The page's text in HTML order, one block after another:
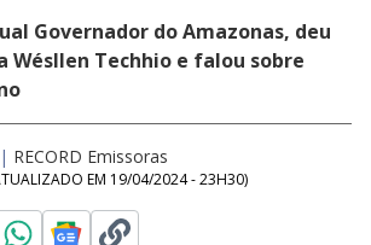
Governador do Amazonas, deu
Wésllen Techhio e falou sobre
| RECORD Emissoras
EM 19/04/2024 - 23H30)